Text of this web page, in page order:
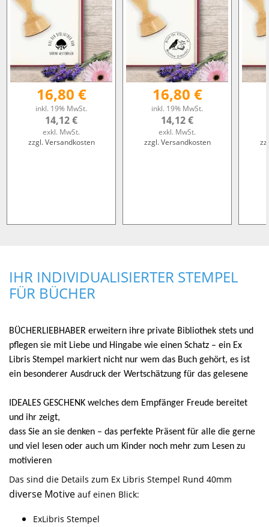
16,80 €
inkl. 19% MwSt.
14,12 €
exkl. MwSt.
zzgl. Versandkosten
16,80 €
inkl. 19% MwSt.
14,12 €
exkl. MwSt.
zzgl. Versandkosten
IHR INDIVIDUALISIERTER STEMPEL
FÜR BÜCHER
BÜCHERLIEBHABER erweitern ihre private Bibliothek stets und
pflegen sie mit Liebe und Hingabe wie einen Schatz – ein Ex
Libris Stempel markiert nicht nur wem das Buch gehört, es ist
ein besonderer Ausdruck der Wertschätzung für das gelesene
IDEALES GESCHENK welches dem Empfänger Freude bereitet
und ihr zeigt,
dass Sie an sie denken – das perfekte Präsent für alle die gerne
und viel lesen oder auch um Kinder noch mehr zum Lesen zu
motivieren
Das sind die Details zum Ex Libris Stempel Rund 40mm
diverse Motive auf einen Blick:
ExLibris Stempel